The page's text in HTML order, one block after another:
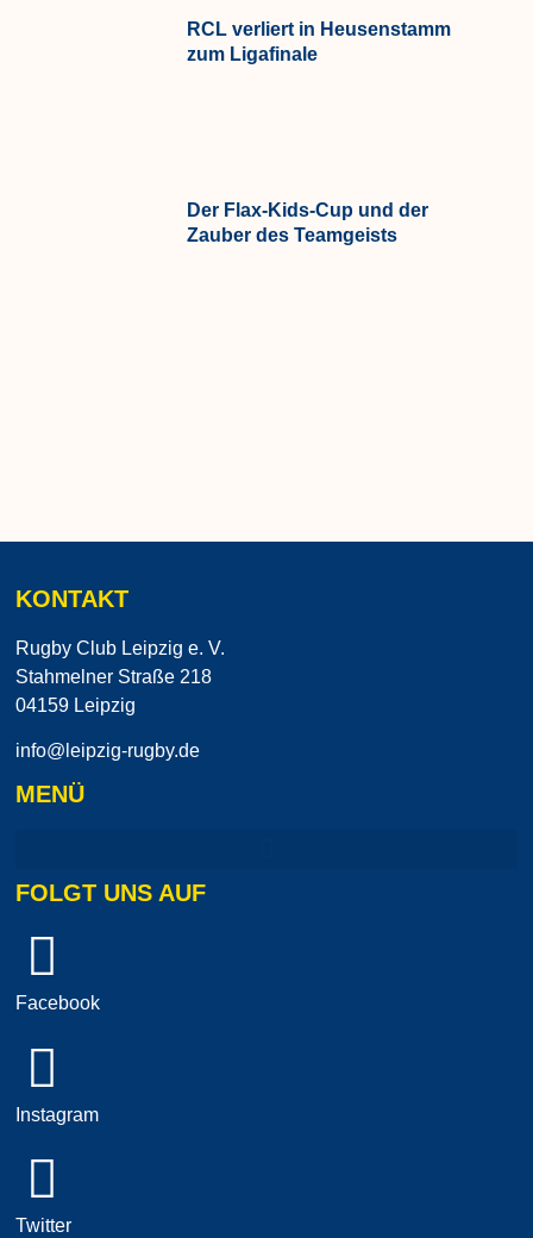
RCL verliert in Heusenstamm
zum Ligafinale
Der Flax-Kids-Cup und der
Zauber des Teamgeists
KONTAKT
Rugby Club Leipzig e. V.
Stahmelner Straße 218
04159 Leipzig
info@leipzig-rugby.de
MENÜ
FOLGT UNS AUF
Facebook
Instagram
Twitter